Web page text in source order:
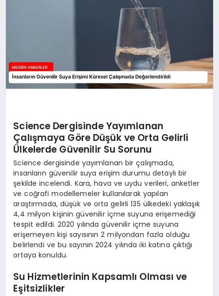
Science Dergisinde Yayımlanan
Çalışmaya Göre Düşük ve Orta Gelirli
Ülkelerde Güvenilir Su Sorunu
Science dergisinde yayımlanan bir çalışmada,
insanların güvenilir suya erişim durumu detaylı bir
şekilde incelendi. Kara, hava ve uydu verileri, anketler
ve coğrafi modellemeler kullanılarak yapılan
araştırmada, düşük ve orta gelirli 135 ülkedeki yaklaşık
4,4 milyon kişinin güvenilir içme suyuna erişemediği
tespit edildi. 2020 yılında güvenilir içme suyuna
erişemeyen kişi sayısının 2 milyondan fazla olduğu
belirlendi ve bu sayının 2024 yılında iki katına çıktığı
ortaya konuldu.
Su Hizmetlerinin Kapsamlı Olması ve
Eşitsizlikler